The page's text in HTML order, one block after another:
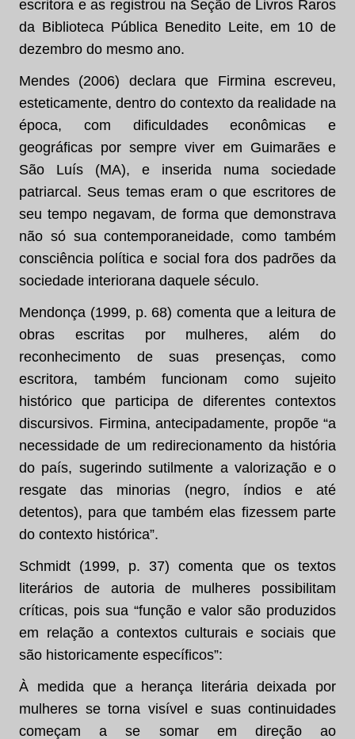
escritora e as registrou na Seção de Livros Raros
da Biblioteca Pública Benedito Leite, em 10 de
dezembro do mesmo ano.
Mendes (2006) declara que Firmina escreveu,
esteticamente, dentro do contexto da realidade na
época, com dificuldades econômicas e
geográficas por sempre viver em Guimarães e
São Luís (MA), e inserida numa sociedade
patriarcal. Seus temas eram o que escritores de
seu tempo negavam, de forma que demonstrava
não só sua contemporaneidade, como também
consciência política e social fora dos padrões da
sociedade interiorana daquele século.
Mendonça (1999, p. 68) comenta que a leitura de
obras escritas por mulheres, além do
reconhecimento de suas presenças, como
escritora, também funcionam como sujeito
histórico que participa de diferentes contextos
discursivos. Firmina, antecipadamente, propõe “a
necessidade de um redirecionamento da história
do país, sugerindo sutilmente a valorização e o
resgate das minorias (negro, índios e até
detentos), para que também elas fizessem parte
do contexto histórica”.
Schmidt (1999, p. 37) comenta que os textos
literários de autoria de mulheres possibilitam
críticas, pois sua “função e valor são produzidos
em relação a contextos culturais e sociais que
são historicamente específicos”:
À medida que a herança literária deixada por
mulheres se torna visível e suas continuidades
começam a se somar em direção ao